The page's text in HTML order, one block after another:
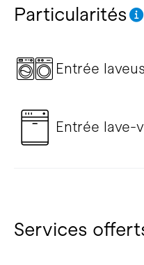
Particularités
Entrée
Entrée lave-
Services